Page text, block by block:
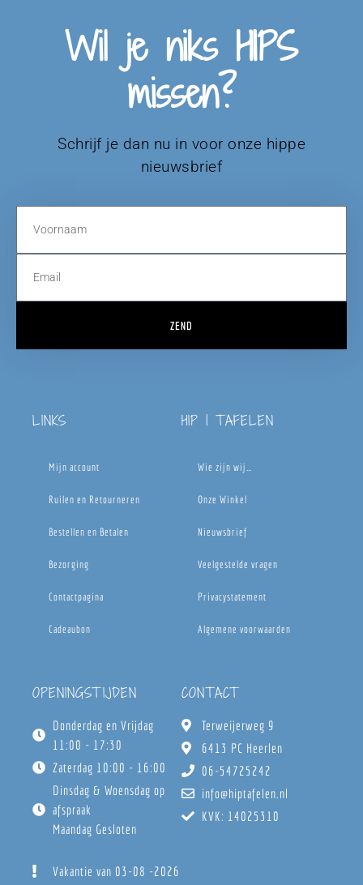
Wil je niks HIPS
missen?
Schrijf je dan nu in voor onze hippe
nieuwsbrief
ZEND
LINKS
Mijn account
Ruilen en Retourneren
Bestellen en Betalen
Bezorging
Contactpagina
Cadeaubon
HIP | TAFELEN
Wie zijn wij…
Onze Winkel
Nieuwsbrief
Veelgestelde vragen
Privacystatement
Algemene voorwaarden
OPENINGSTIJDEN
Donderdag en Vrijdag
11:00 - 17:30
Zaterdag 10:00 - 16:00
Dinsdag & Woensdag op
afspraak
Maandag Gesloten
Vakantie van 03-08 -2026
CONTACT
Terweijerweg 9
6413 PC Heerlen
06-54725242
info@hiptafelen.nl
KVK: 14025310